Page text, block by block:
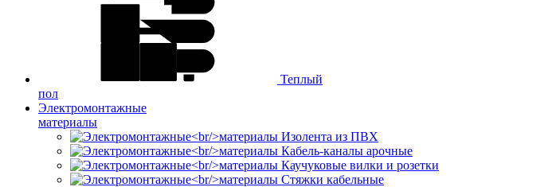
Теплый
пол
Электромонтажные
материалы
Изолента из ПВХ
Кабель-каналы арочные
Каучуковые вилки и розетки
Стяжки кабельные